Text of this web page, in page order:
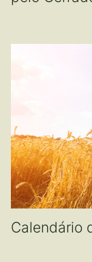
Calendário